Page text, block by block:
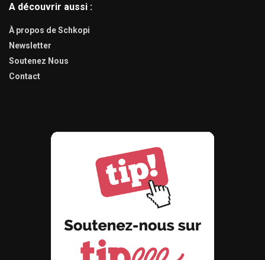
A découvrir aussi :
À propos de Schkopi
Newsletter
Soutenez Nous
Contact